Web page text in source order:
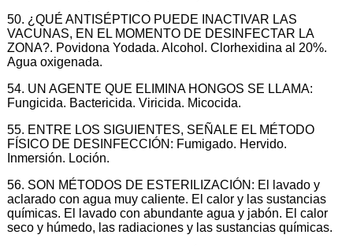
50. ¿QUÉ ANTISÉPTICO PUEDE INACTIVAR LAS
VACUNAS, EN EL MOMENTO DE DESINFECTAR LA
ZONA?. Povidona Yodada. Alcohol. Clorhexidina al 20%.
Agua oxigenada.
54. UN AGENTE QUE ELIMINA HONGOS SE LLAMA:
Fungicida. Bactericida. Viricida. Micocida.
55. ENTRE LOS SIGUIENTES, SEÑALE EL MÉTODO
FÍSICO DE DESINFECCIÓN: Fumigado. Hervido.
Inmersión. Loción.
56. SON MÉTODOS DE ESTERILIZACIÓN: El lavado y
aclarado con agua muy caliente. El calor y las sustancias
químicas. El lavado con abundante agua y jabón. El calor
seco y húmedo, las radiaciones y las sustancias químicas.